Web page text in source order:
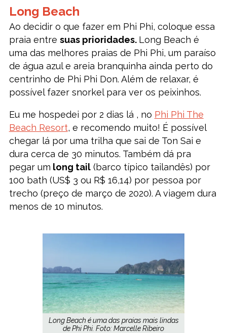
Long Beach
Ao decidir o que fazer em Phi Phi, coloque essa
praia entre suas prioridades. Long Beach é
uma das melhores praias de Phi Phi, um paraíso
de água azul e areia branquinha ainda perto do
centrinho de Phi Phi Don. Além de relaxar, é
possível fazer snorkel para ver os peixinhos.
Eu me hospedei por 2 dias lá , no Phi Phi The
Beach Resort, e recomendo muito! É possível
chegar lá por uma trilha que sai de Ton Sai e
dura cerca de 30 minutos. Também dá pra
pegar um long tail(barco típico tailandês) por
100 bath (US$ 3 ou R$ 16,14) por pessoa por
trecho (preço de março de 2020). A viagem dura
menos de 10 minutos.
Long Beach é uma das praias mais lindas
de Phi Phi. Foto: Marcelle Ribeiro